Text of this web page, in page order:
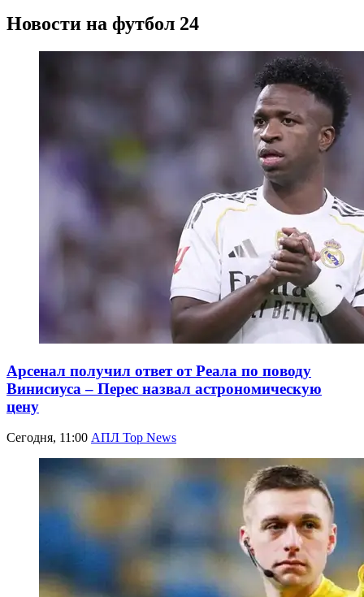
Новости на футбол 24
Арсенал получил ответ от Реала по поводу
Винисиуса – Перес назвал астрономическую
цену
Сегодня, 11:00 АПЛ Top News